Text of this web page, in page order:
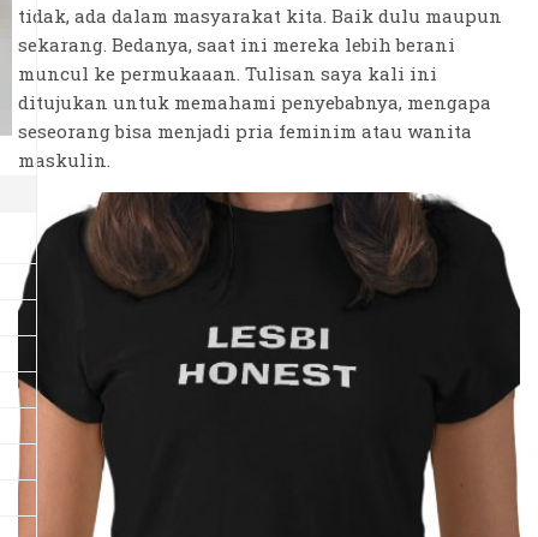
tidak, ada dalam masyarakat kita. Baik dulu maupun
sekarang. Bedanya, saat ini mereka lebih berani
muncul ke permukaaan. Tulisan saya kali ini
ditujukan untuk memahami penyebabnya, mengapa
seseorang bisa menjadi pria feminim atau wanita
maskulin.